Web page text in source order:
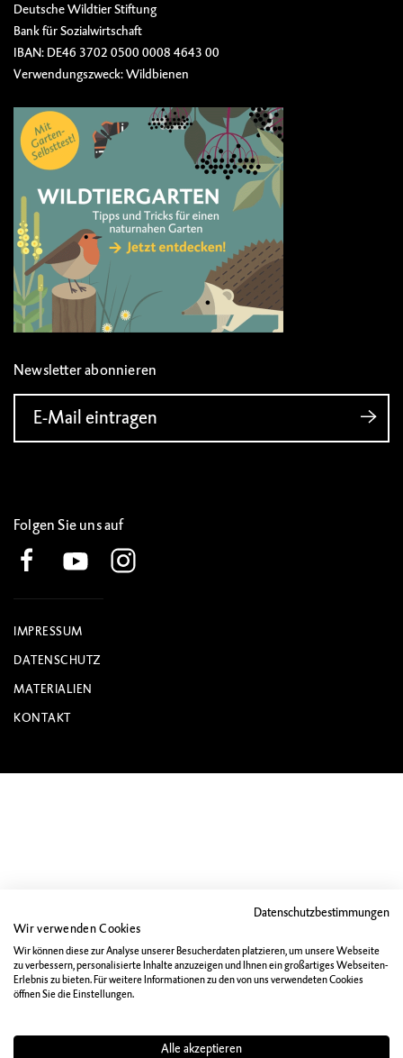
Deutsche Wildtier Stiftung
Bank für Sozialwirtschaft
IBAN: DE46 3702 0500 0008 4643 00
Verwendungszweck: Wildbienen
Newsletter abonnieren
E-Mail eintragen
Folgen Sie uns auf
IMPRESSUM
DATENSCHUTZ
MATERIALIEN
KONTAKT
Datenschutzbestimmungen
Wir verwenden Cookies
Wir können diese zur Analyse unserer Besucherdaten platzieren, um unsere Webseite
zu verbessern, personalisierte Inhalte anzuzeigen und Ihnen ein großartiges Webseiten-
Erlebnis zu bieten. Für weitere Informationen zu den von uns verwendeten Cookies
öffnen Sie die Einstellungen.
Alle akzeptieren